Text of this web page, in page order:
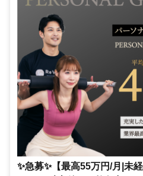
✨️急募✨️【最高55万円/月|未